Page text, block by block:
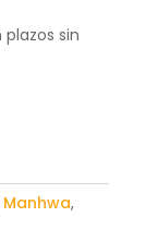
Manhwa,